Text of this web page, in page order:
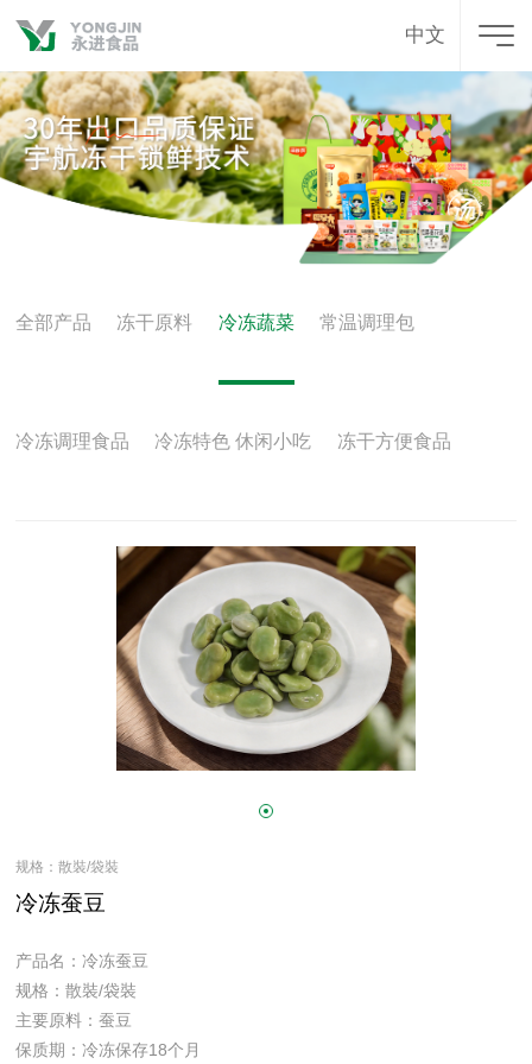
中文
全部产品 冻干原料 冷冻蔬菜 常温调理包
冷冻调理食品 冷冻特色 休闲小吃 冻干方便食品
规格：散裝/袋裝
冷冻蚕豆
产品名：冷冻蚕豆
规格：散裝/袋裝
主要原料：蚕豆
保质期：冷冻保存18个月